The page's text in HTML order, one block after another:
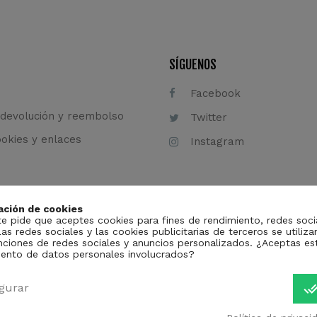
y reembolso
y enlaces
SÍGUENOS
Facebook
Twitter
Instagram
de cookies
pide que aceptes cookies para fines de rendimiento, redes
redes sociales y las cookies publicitarias de terceros se
de redes sociales y anuncios personalizados. ¿Aceptas
de datos personales involucrados?